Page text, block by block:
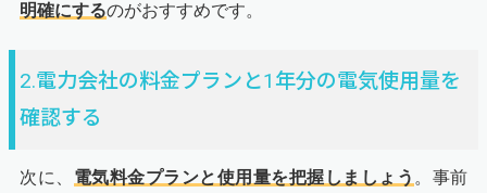
明確にするのがおすすめです。
2.電力会社の料金プランと1年分の電気使用量を
確認する
次に、 電気料金プランと使用量を把握しましょう 。事前